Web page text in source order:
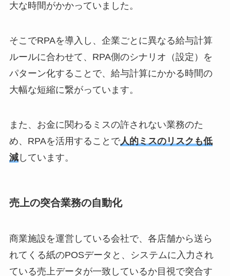
大な時間がかかっていました。
そこでRPAを導入し、企業ごとに異なる給与計算
ルールに合わせて、RPA側のシナリオ（設定）を
パターン化することで、給与計算にかかる時間の
大幅な短縮に繋がっています。
また、お金に関わるミスの許されない業務のた
め、RPAを活用することで人的ミスのリスクも低
減しています。
売上の突合業務の自動化
商業施設を運営している会社で、各店舗から送ら
れてくる紙のPOSデータと、システムに入力され
ている売上データが一致しているか目視で突合す